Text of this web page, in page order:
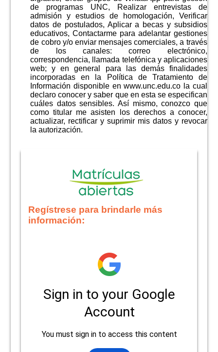
de programas UNC, Realizar entrevistas de
admisión y estudios de homologación, Verificar
datos de postulados, Aplicar a becas y subsidios
educativos, Contactarme para adelantar gestiones
de cobro y/o enviar mensajes comerciales, a través
de los canales: correo electrónico,
correspondencia, llamada telefónica y aplicaciones
web; y en general para las demás finalidades
incorporadas en la Política de Tratamiento de
Información disponible en www.unc.edu.co la cual
declaro conocer y saber que en esta se especifican
cuáles datos sensibles. Así mismo, conozco que
como titular me asisten los derechos a conocer,
actualizar, rectificar y suprimir mis datos y revocar
la autorización.
Regístrese para brindarle más
información: